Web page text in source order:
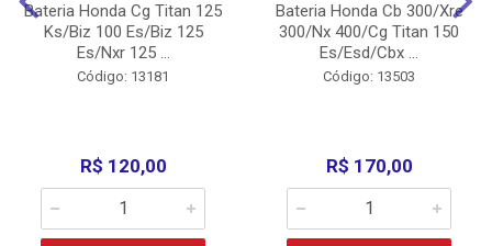
Bateria Honda Cg Titan 125
Ks/Biz 100 Es/Biz 125
Es/Nxr 125 ...
Código: 13181
R$ 120,00
Bateria Honda Cb 300/Xre
300/Nx 400/Cg Titan 150
Es/Esd/Cbx ...
Código: 13503
R$ 170,00